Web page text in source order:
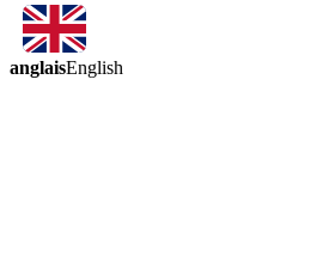
anglaisEnglish